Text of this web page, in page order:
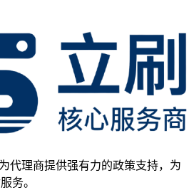
代理商提供强有力的政策支持，为
务。